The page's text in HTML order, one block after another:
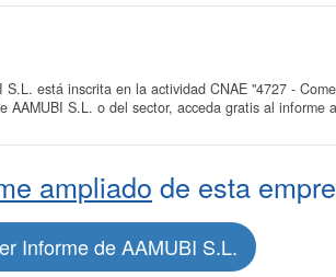
está inscrita en la actividad CNAE "4727 -
S.L. o del sector, acceda gratis al informe
ampliado de esta
Informe de AAMUBI S.L.